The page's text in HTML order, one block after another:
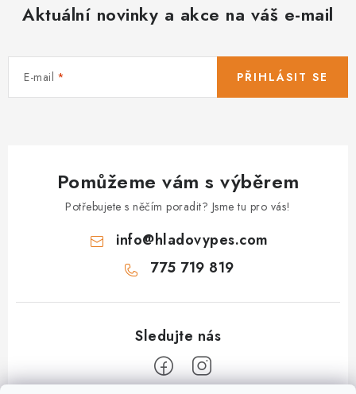
Aktuální novinky a akce na váš e-mail
E-mail PŘIHLÁSIT SE
Pomůžeme vám s výběrem
Potřebujete s něčím poradit? Jsme tu pro vás!
info@hladovypes.com
775 719 819